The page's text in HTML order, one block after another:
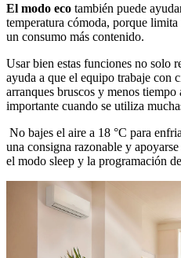
El modo eco también puede
temperatura cómoda, porque
un consumo más contenido.
Usar bien estas funciones no solo
ayuda a que el equipo trabaje con
arranques bruscos y menos
importante cuando se utiliza
No bajes el aire a 18 °C para
una consigna razonable y
el modo sleep y la programación